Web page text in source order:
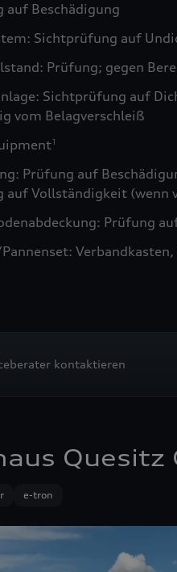
auf Beschädigung
Sichtprüfung auf
Prüfung; gegen
Sichtprüfung auf
vom Belagverschleiß
1
Prüfung auf
auf Vollständigkeit (wenn
Prüfung
kontaktieren
Quesitz
e-tron